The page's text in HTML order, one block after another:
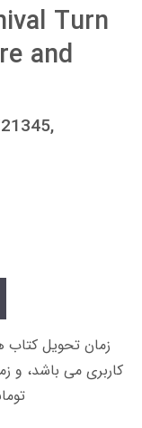
Turn
and
تومانی